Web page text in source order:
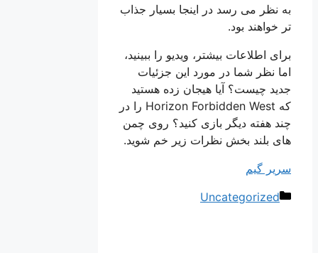
به نظر می رسد در اینجا بسیار جذاب
تر خواهند بود.
برای اطلاعات بیشتر، ویدیو را ببینید،
اما نظر شما در مورد این جزئیات
جدید چیست؟ آیا هیجان زده هستید
که Horizon Forbidden West را در
چند هفته دیگر بازی کنید؟ روی چمن
های بلند بخش نظرات زیر خم شوید.
سریر گیم
دسته‌ها
Uncategorized